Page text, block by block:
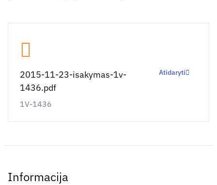
2015-11-23-isakymas-1v-
1436.pdf
1V-1436
Atidaryti
Informacija